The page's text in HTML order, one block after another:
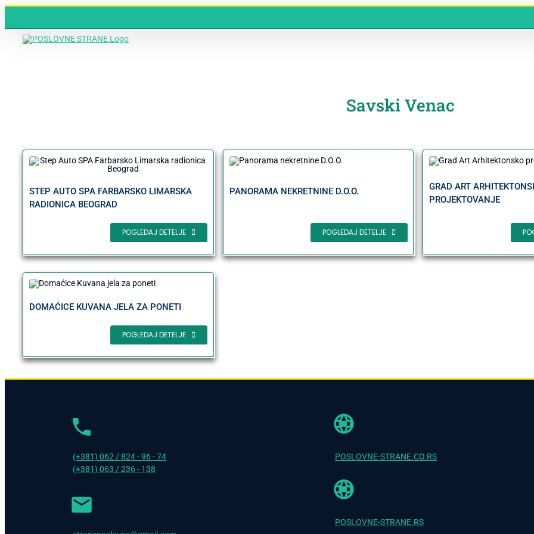
content
Savski Venac
STEP AUTO SPA FARBARSKO LIMARSKA
RADIONICA BEOGRAD
POGLEDAJ DETELJE
PANORAMA NEKRETNINE D.O.O.
POGLEDAJ DETELJE
GRAD ART
PROJEKTOVANJE
DOMAĆICE KUVANA JELA ZA PONETI
POGLEDAJ DETELJE
(+381) 062 / 824 - 96 - 74
(+381) 063 / 236 - 138
POSLOVNE-STRANE.CO.RS
POSLOVNE-STRANE.RS